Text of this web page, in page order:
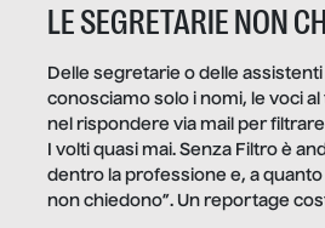
LE SEGRETARIE NON
Delle segretarie o delle
conosciamo solo i nomi, le voci
nel rispondere via mail per
I volti quasi mai. Senza Filtro è
dentro la professione e, a
non chiedono”. Un reportage